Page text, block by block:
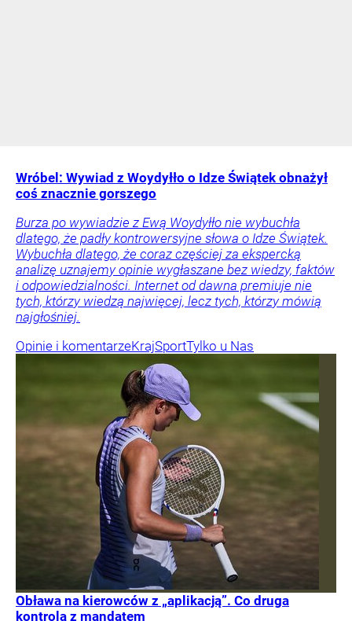
Wróbel: Wywiad z Woydyłło o Idze Świątek obnażył
coś znacznie gorszego
Burza po wywiadzie z Ewą Woydyłło nie wybuchła
dlatego, że padły kontrowersyjne słowa o Idze Świątek.
Wybuchła dlatego, że coraz częściej za ekspercką
analizę uznajemy opinie wygłaszane bez wiedzy, faktów
i odpowiedzialności. Internet od dawna premiuje nie
tych, którzy wiedzą najwięcej, lecz tych, którzy mówią
najgłośniej.
Opinie i komentarzeKrajSportTylko u Nas
Obława na kierowców z „aplikacją”. Co druga
kontrola z mandatem